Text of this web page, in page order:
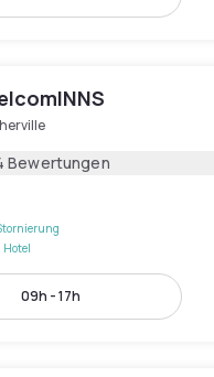
Bewertungen
09h - 17h